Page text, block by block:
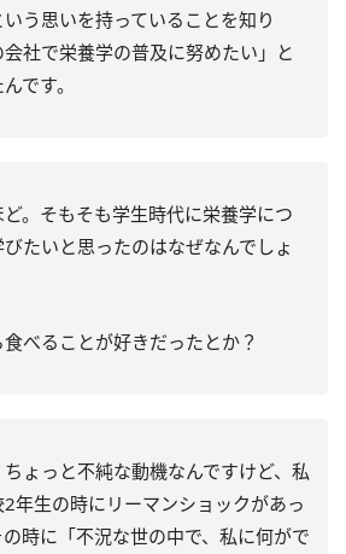
いう思いを持っていることを知り
会社で栄養学の普及に努めたい」と
です。
ど。そもそも学生時代に栄養学につ
びたいと思ったのはなぜなんでしょ
べることが好きだったとか？
ちょっと不純な動機なんですけど、私
2年生の時にリーマンショックがあっ
の時に「不況な世の中で、私に何がで